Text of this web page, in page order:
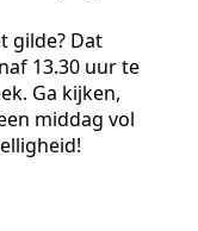
gilde? Dat
13.30 uur te
Ga kijken,
middag vol